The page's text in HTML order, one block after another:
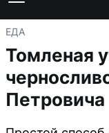
ЕДА
Томленая
Петровича